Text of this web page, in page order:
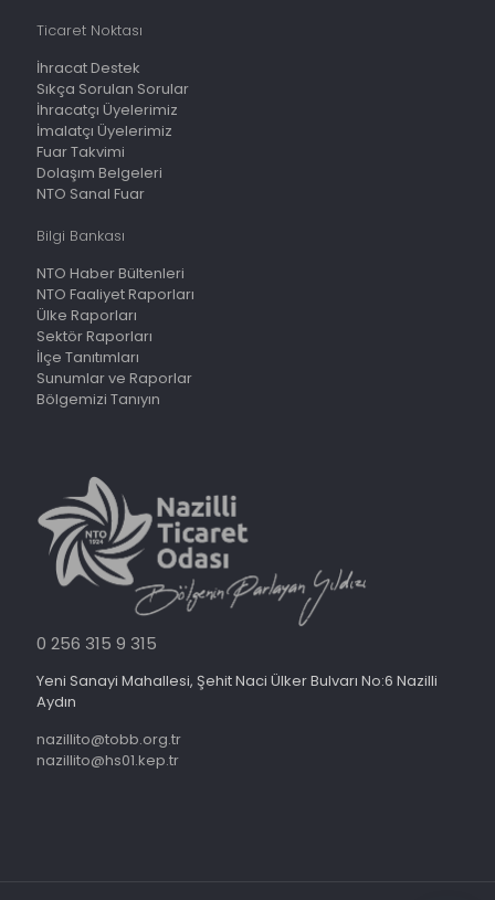
Ticaret Noktası
İhracat Destek
Sıkça Sorulan Sorular
İhracatçı Üyelerimiz
İmalatçı Üyelerimiz
Fuar Takvimi
Dolaşım Belgeleri
NTO Sanal Fuar
Bilgi Bankası
NTO Haber Bültenleri
NTO Faaliyet Raporları
Ülke Raporları
Sektör Raporları
İlçe Tanıtımları
Sunumlar ve Raporlar
Bölgemizi Tanıyın
0 256 315 9 315
Yeni Sanayi Mahallesi, Şehit Naci Ülker Bulvarı No:6 Nazilli
Aydın
nazillito@tobb.org.tr
nazillito@hs01.kep.tr